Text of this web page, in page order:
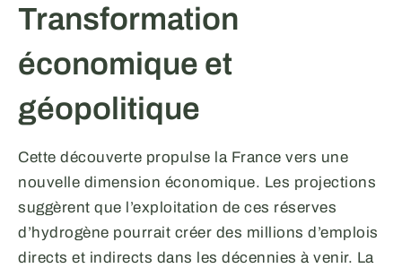
Transformation
économique et
géopolitique
Cette découverte propulse la France vers une
nouvelle dimension économique. Les projections
suggèrent que l’exploitation de ces réserves
d’hydrogène pourrait créer des millions d’emplois
directs et indirects dans les décennies à venir. La